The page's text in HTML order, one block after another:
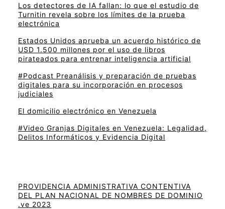
Los detectores de IA fallan: lo que el estudio de
Turnitin revela sobre los límites de la prueba
electrónica
Estados Unidos aprueba un acuerdo histórico de
USD 1.500 millones por el uso de libros
pirateados para entrenar inteligencia artificial
#Podcast Preanálisis y preparación de pruebas
digitales para su incorporación en procesos
judiciales
El domicilio electrónico en Venezuela
#Video Granjas Digitales en Venezuela: Legalidad,
Delitos Informáticos y Evidencia Digital
PROVIDENCIA ADMINISTRATIVA CONTENTIVA
DEL PLAN NACIONAL DE NOMBRES DE DOMINIO
.ve 2023